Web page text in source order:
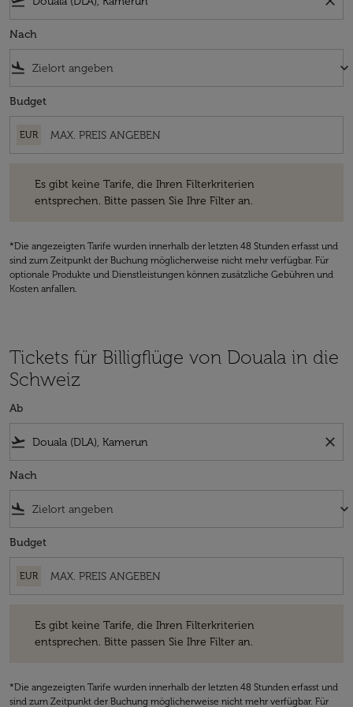
Nach
flight_land keyboard_arrow_down
Budget
EUR
Es gibt keine Tarife, die Ihren Filterkriterien
entsprechen. Bitte passen Sie Ihre Filter an.
*Die angezeigten Tarife wurden innerhalb der letzten 48 Stunden erfasst und
sind zum Zeitpunkt der Buchung möglicherweise nicht mehr verfügbar. Für
optionale Produkte und Dienstleistungen können zusätzliche Gebühren und
Kosten anfallen.
Tickets für Billigflüge von Douala in die
Schweiz
Ab
flight_takeoff close
Nach
flight_land keyboard_arrow_down
Budget
EUR
Es gibt keine Tarife, die Ihren Filterkriterien
entsprechen. Bitte passen Sie Ihre Filter an.
*Die angezeigten Tarife wurden innerhalb der letzten 48 Stunden erfasst und
sind zum Zeitpunkt der Buchung möglicherweise nicht mehr verfügbar. Für